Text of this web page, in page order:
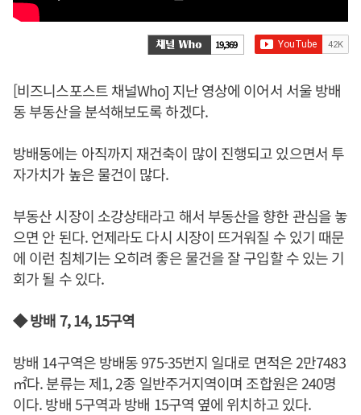
19,369
[비즈니스포스트 채널Who] 지난 영상에 이어서 서울 방배
동 부동산을 분석해보도록 하겠다.
방배동에는 아직까지 재건축이 많이 진행되고 있으면서 투
자가치가 높은 물건이 많다.
부동산 시장이 소강상태라고 해서 부동산을 향한 관심을 놓
으면 안 된다. 언제라도 다시 시장이 뜨거워질 수 있기 때문
에 이런 침체기는 오히려 좋은 물건을 잘 구입할 수 있는 기
회가 될 수 있다.
◆ 방배 7, 14, 15구역
방배 14구역은 방배동 975-35번지 일대로 면적은 2만7483
㎡다. 분류는 제1, 2종 일반주거지역이며 조합원은 240명
이다. 방배 5구역과 방배 15구역 옆에 위치하고 있다.